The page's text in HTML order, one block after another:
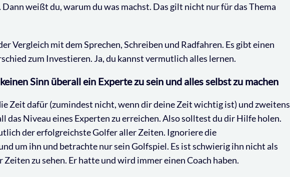
Dann weißt du, warum du was machst. Das gilt nicht nur für das Thema
Vergleich mit dem Sprechen, Schreiben und Radfahren. Es gibt einen
zum Investieren. Ja, du kannst vermutlich alles lernen.
Sinn überall ein Experte zu sein und alles selbst zu machen
Zeit dafür (zumindest nicht, wenn dir deine Zeit wichtig ist) und zweitens
das Niveau eines Experten zu erreichen. Also solltest du dir Hilfe holen.
der erfolgreichste Golfer aller Zeiten. Ignoriere die
um ihn und betrachte nur sein Golfspiel. Es ist schwierig ihn nicht als
zu sehen. Er hatte und wird immer einen Coach haben.